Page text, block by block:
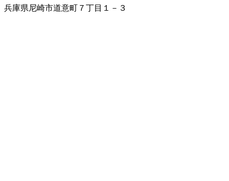
兵庫県尼崎市道意町７丁目１－３